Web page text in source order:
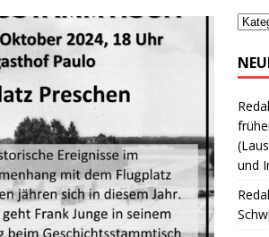
und